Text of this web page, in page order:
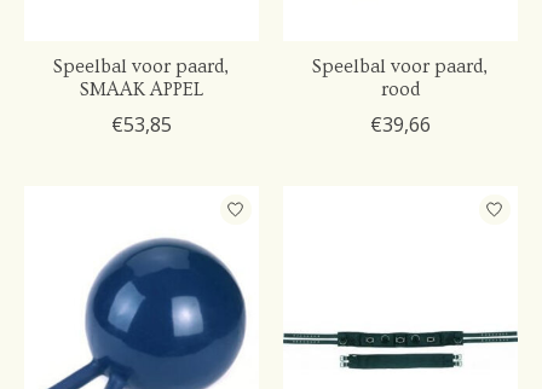
Speelbal voor paard,
SMAAK APPEL
€53,85
Speelbal voor paard,
rood
€39,66